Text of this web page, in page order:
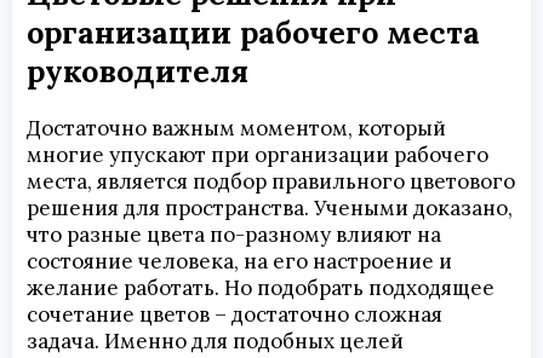
организации рабочего места
руководителя
Достаточно важным моментом, который
многие упускают при организации рабочего
места, является подбор правильного цветового
решения для пространства. Учеными доказано,
что разные цвета по-разному влияют на
состояние человека, на его настроение и
желание работать. Но подобрать подходящее
сочетание цветов – достаточно сложная
задача. Именно для подобных целей